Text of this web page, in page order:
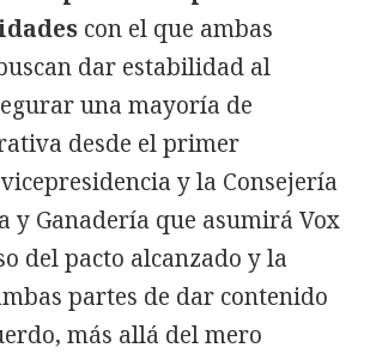
con el que ambas
dar estabilidad al
una mayoría de
desde el primer
y la Consejería
y Ganadería que asumirá Vox
del pacto alcanzado y la
partes de dar contenido
más allá del mero